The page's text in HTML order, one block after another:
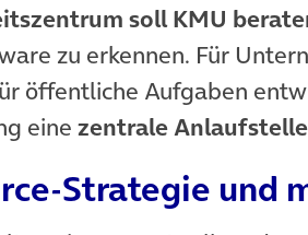
soll KMU
zu erkennen. Für
öffentliche Aufgaben
einezentrale Anlaufstelle
Strategie und